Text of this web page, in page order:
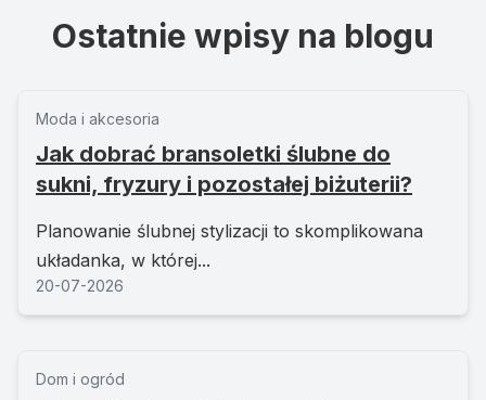
Ostatnie wpisy na blogu
Moda i akcesoria
Jak dobrać bransoletki ślubne do
sukni, fryzury i pozostałej biżuterii?
Planowanie ślubnej stylizacji to skomplikowana
układanka, w której...
20-07-2026
Dom i ogród